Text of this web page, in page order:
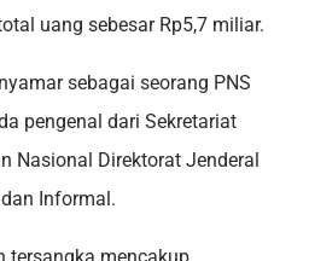
uang sebesar Rp5,7 miliar.
sebagai seorang PNS
pengenal dari Sekretariat
Nasional Direktorat Jenderal
Informal.